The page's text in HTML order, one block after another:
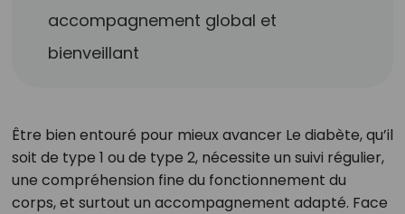
accompagnement global et
bienveillant
Être bien entouré pour mieux avancer Le diabète, qu’il
soit de type 1 ou de type 2, nécessite un suivi régulier,
une compréhension fine du fonctionnement du
corps, et surtout un accompagnement adapté. Face